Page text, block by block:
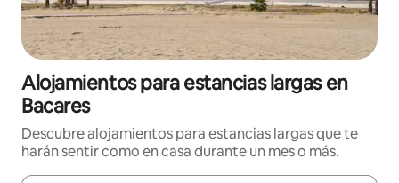
Alojamientos para estancias largas en
Bacares
Descubre alojamientos para estancias largas que te
harán sentir como en casa durante un mes o más.